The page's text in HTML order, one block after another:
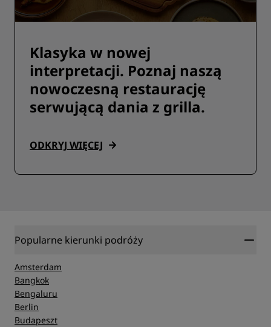
Klasyka w nowej
interpretacji. Poznaj naszą
nowoczesną restaurację
serwującą dania z grilla.
ODKRYJ WIĘCEJ
Popularne kierunki podróży
Amsterdam
Bangkok
Bengaluru
Berlin
Budapeszt